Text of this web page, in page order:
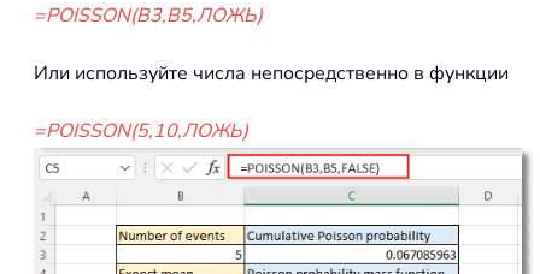
=POISSON(B3,B5,ЛОЖЬ)
Или используйте числа непосредственно в функции
=POISSON(5,10,ЛОЖЬ)